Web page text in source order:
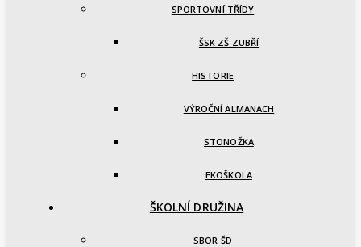
SPORTOVNÍ TŘÍDY
ŠSK ZŠ ZUBŘÍ
HISTORIE
VÝROČNÍ ALMANACH
STONOŽKA
EKOŠKOLA
ŠKOLNÍ DRUŽINA
SBOR ŠD